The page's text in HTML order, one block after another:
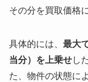
その分を買取価格
具体的には、 最大
当分）を上乗せし
た、物件の状態に